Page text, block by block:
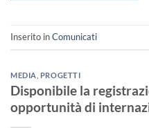
Inserito inComunicati
MEDIA PROGETTI
Disponibile la
opportunità di